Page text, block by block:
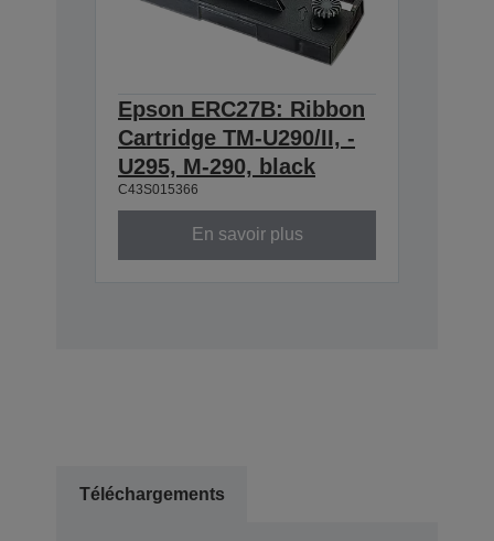
Epson ERC27B: Ribbon
Cartridge TM-U290/II, -
U295, M-290, black
C43S015366
En savoir plus
Téléchargements